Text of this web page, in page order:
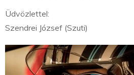
Üdvözlettel:
Szendrei József (Szuti)